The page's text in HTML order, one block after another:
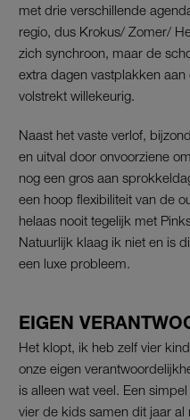
met drie verschillende
regio, dus Krokus/ Zomer/
zich synchroon, maar de
extra dagen vastplakken
volstrekt willekeurig.
Naast het vaste verlof,
en uitval door onvoorziene
nog een gros aan
een hoop flexibiliteit van de
helaas nooit tegelijk met
Natuurlijk klaag ik niet en is
een luxe probleem.
EIGEN
Het klopt, ik heb zelf vier
onze eigen
is alleen wat veel. Een
vier de kids samen dit jaar